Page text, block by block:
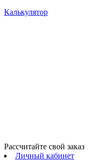
Калькулятор
Рассчитайте свой заказ
Личный кабинет